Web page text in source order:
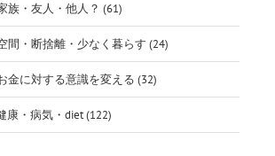
族・友人・他人？ (61)
間・断捨離・少なく暮らす (24)
金に対する意識を変える (32)
康・病気・diet (122)